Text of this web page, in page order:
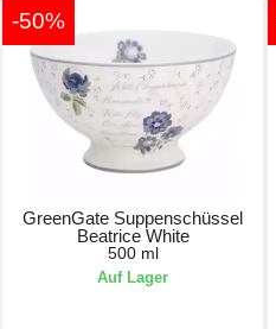
-50%
GreenGate Suppenschüssel
Beatrice White
500 ml
Auf Lager